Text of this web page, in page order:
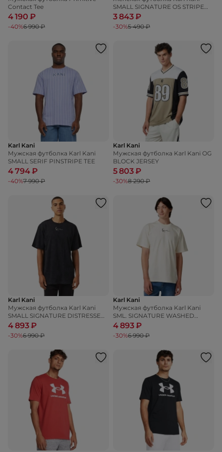
Contact Tee
4 190 ₽
-40%6 990 ₽
SMALL SIGNATURE OS STRIPE
TEE
3 843 ₽
-30%5 490 ₽
Karl Kani
Мужская футболка Karl Kani
SMALL SERIF PINSTRIPE TEE
4 794 ₽
-40%7 990 ₽
Karl Kani
Мужская футболка Karl Kani OG
BLOCK JERSEY
5 803 ₽
-30%8 290 ₽
Karl Kani
Мужская футболка Karl Kani
SMALL SIGNATURE DISTRESSED
HEAVY JERSEY TEE
4 893 ₽
-30%6 990 ₽
Karl Kani
Мужская футболка Karl Kani
SML. SIGNATURE WASHED
HEAVY JERSEY SKULL TEE
4 893 ₽
-30%6 990 ₽